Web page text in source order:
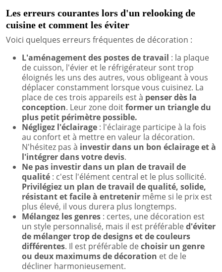
Les erreurs courantes lors d'un relooking de
cuisine et comment les éviter
Voici quelques erreurs fréquentes de décoration :
L'aménagement des postes de travail : la plaque
de cuisson, l'évier et le réfrigérateur sont trop
éloignés les uns des autres, vous obligeant à vous
déplacer constamment lorsque vous cuisinez. La
place de ces trois appareils est à penser dès la
conception. Leur zone doitformer un triangle du
plus petit périmètre possible.
Négligez l'éclairage : l'éclairage participe à la fois
au confort et à mettre en valeur la décoration.
N'hésitez pas à investir dans un bon éclairage et à
l'intégrer dans votre devis.
Ne pas investir dans un plan de travail de
qualité : c'est l'élément central et le plus sollicité.
Privilégiez un plan de travail de qualité, solide,
résistant et facile à entretenir même si le prix est
plus élevé, il vous durera plus longtemps.
Mélangez les genres : certes, une décoration est
un style personnalisé, mais il est préférabled'éviter
de mélanger trop de designs et de couleurs
différentes. Il est préférable dechoisir un genre
ou deux maximums de décoration et de le
décliner harmonieusement.